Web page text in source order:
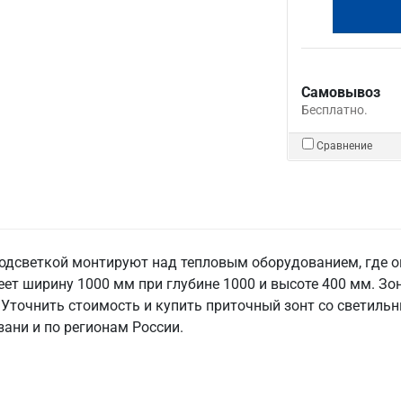
Самовывоз
Бесплатно.
Сравнение
монтируют над тепловым оборудованием, где
ширину 1000 мм при глубине 1000 и высоте 400 мм.
стоимость и купить приточный зонт со
и по регионам России.